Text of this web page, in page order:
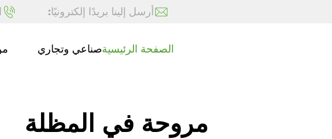
أرسل إلينا بريدًا إلكترونيًا:
الصفحة الرئيسيةصناعي وتجاري
مروحة في المظلة